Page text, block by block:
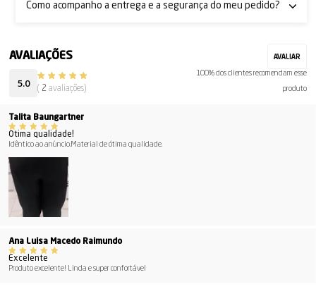
Como acompanho a entrega e a segurança do meu pedido?
5.0 2 avaliações)
100% dos clientes recomendam esse
produto
Talita Baungartner
Ótima qualidade!
Idêntico ao anúncio.Material de ótima qualidade.
Ana Luisa Macedo Raimundo
Excelente
Produto excelente! Linda e super confortável